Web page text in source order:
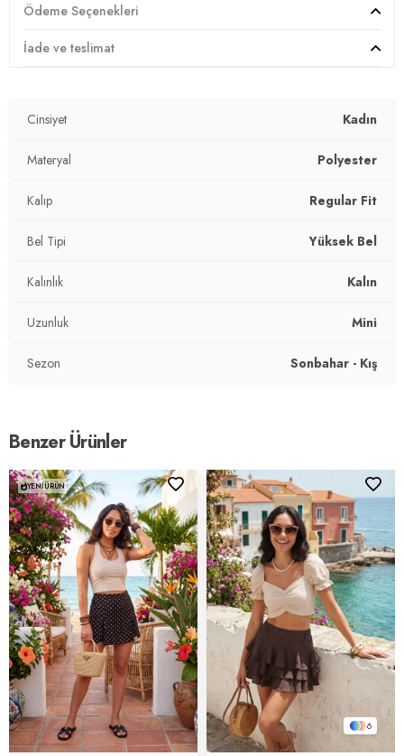
Mevsim:Kışlık
2DK5865973.98
Ödeme Seçenekleri
İade ve teslimat
Cinsiyet Kadın
Materyal Polyester
Kalıp Regular Fit
Bel Tipi Yüksek Bel
Kalınlık Kalın
Uzunluk Mini
Sezon Sonbahar - Kış
Benzer Ürünler
YENI ÜRÜN
6